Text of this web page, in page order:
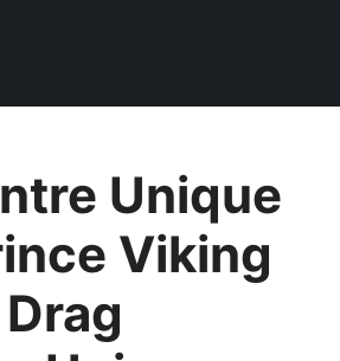
Unique
Viking